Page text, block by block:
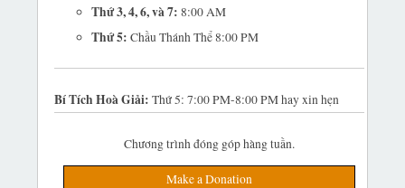
Thứ 3, 4, 6, và 7: 8:00 AM
Thứ 5: Chầu Thánh Thể 8:00 PM
Bí Tích Hoà Giải:Thứ 5: 7:00 PM-8:00 PM hay xin hẹn
Chương trình đóng góp hàng tuần.
Make a Donation